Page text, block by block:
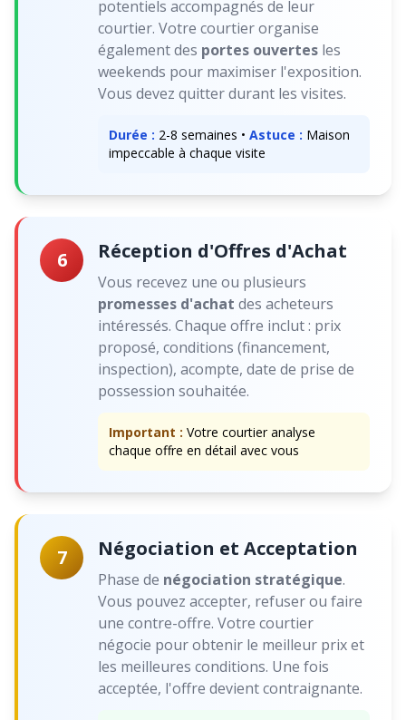
potentiels accompagnés de leur
courtier. Votre courtier organise
également des portes ouvertes les
weekends pour maximiser l'exposition.
Vous devez quitter durant les visites.
Durée : 2-8 semaines • Astuce : Maison
impeccable à chaque visite
6 Réception d'Offres d'Achat
Vous recevez une ou plusieurs
promesses d'achat des acheteurs
intéressés. Chaque offre inclut : prix
proposé, conditions (financement,
inspection), acompte, date de prise de
possession souhaitée.
Important : Votre courtier analyse
chaque offre en détail avec vous
7 Négociation et Acceptation
Phase de négociation stratégique.
Vous pouvez accepter, refuser ou faire
une contre-offre. Votre courtier
négocie pour obtenir le meilleur prix et
les meilleures conditions. Une fois
acceptée, l'offre devient contraignante.